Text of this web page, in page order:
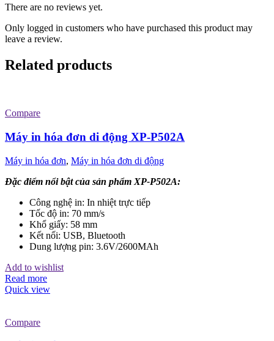
There are no reviews yet.
Only logged in customers who have purchased this product may
leave a review.
Related products
Compare
Máy in hóa đơn di động XP-P502A
Máy in hóa đơn, Máy in hóa đơn di động
Đặc điểm nổi bật của sản phẩm XP-P502A:
Công nghệ in: In nhiệt trực tiếp
Tốc độ in: 70 mm/s
Khổ giấy: 58 mm
Kết nối: USB, Bluetooth
Dung lượng pin: 3.6V/2600MAh
Add to wishlist
Read more
Quick view
Compare